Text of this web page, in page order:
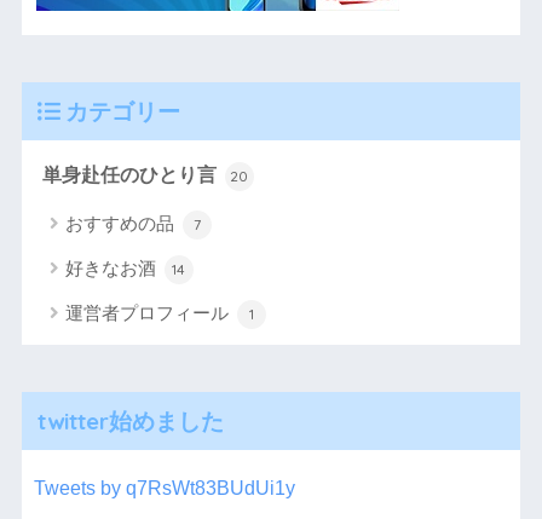
カテゴリー
単身赴任のひとり言 20
おすすめの品 7
好きなお酒 14
運営者プロフィール 1
twitter始めました
Tweets by q7RsWt83BUdUi1y